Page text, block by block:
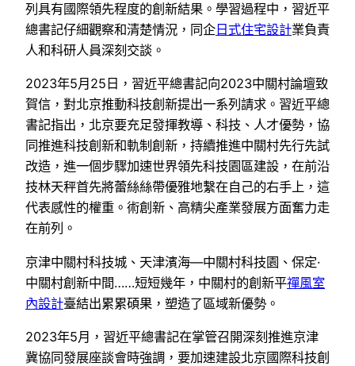
列具有國際領先程度的創新結果。學習過程中，習近平
總書記仔細觀察和清楚情況，同企 日式住宅設計業負責
人和科研人員深刻交談。
2023年5月25日，習近平總書記向2023中關村論壇致
賀信，對北京推動科技創新提出一系列請求。習近平總
書記指出，北京要充足發揮教導、科技、人才優勢，協
同推進科技創新和軌制創新，持續推進中關村先行先試
改造，進一個步驟加速世界領先科技園區建設，在前沿
技林天秤首先將蕾絲絲帶優雅地繫在自己的右手上，這
代表感性的權重。術創新、高精尖產業發展方面奮力走
在前列。
京津中關村科技城、天津濱海—中關村科技園、保定·
中關村創新中間……短短幾年，中關村的創新平禪風室
內設計臺結出累累碩果，塑造了區域新優勢。
2023年5月，習近平總書記在掌管召開深刻推進京津
冀協同發展座談會時強調，要加速建設北京國際科技創